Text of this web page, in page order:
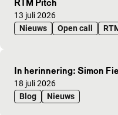
RTM Pitch
Gepubliceerd op:
13 juli 2026
Nieuws
Open call
In herinnering: Simon
Gepubliceerd op:
18 juli 2026
Blog
Nieuws